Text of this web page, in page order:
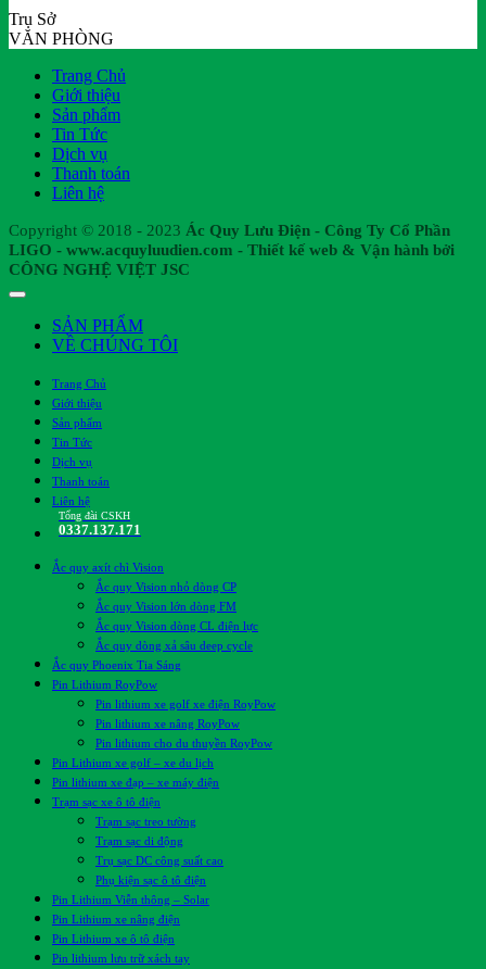
Trụ Sở
VĂN PHÒNG
Trang Chủ
Giới thiệu
Sản phẩm
Tin Tức
Dịch vụ
Thanh toán
Liên hệ
Copyright © 2018 - 2023 Ác Quy Lưu Điện - Công Ty Cổ Phần
LIGO - www.acquyluudien.com - Thiết kế web & Vận hành bởi
CÔNG NGHỆ VIỆT JSC
SẢN PHẨM
VỀ CHÚNG TÔI
Trang Chủ
Giới thiệu
Sản phẩm
Tin Tức
Dịch vụ
Thanh toán
Liên hệ
Tổng đài CSKH
0337.137.171
Ắc quy axít chì Vision
Ắc quy Vision nhỏ dòng CP
Ắc quy Vision lớn dòng FM
Ắc quy Vision dòng CL điện lực
Ắc quy dòng xả sâu deep cycle
Ắc quy Phoenix Tia Sáng
Pin Lithium RoyPow
Pin lithium xe golf xe điện RoyPow
Pin lithium xe nâng RoyPow
Pin lithium cho du thuyền RoyPow
Pin Lithium xe golf – xe du lịch
Pin lithium xe đạp – xe máy điện
Trạm sạc xe ô tô điện
Trạm sạc treo tường
Trạm sạc di động
Trụ sạc DC công suất cao
Phụ kiện sạc ô tô điện
Pin Lithium Viễn thông – Solar
Pin Lithium xe nâng điện
Pin Lithium xe ô tô điện
Pin lithium lưu trữ xách tay